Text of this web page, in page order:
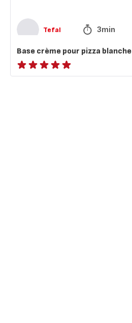
Tefal 3min
Base crème pour pizza blanche
ratings.NaN